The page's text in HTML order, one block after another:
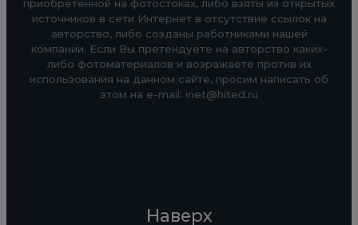
Наверх
приобретенной на фотостоках, либо взяты из открытых
источников в сети Интернет в отсутствие ссылок на
авторство, либо созданы работниками нашей
компании. Если Вы претендуете на авторство каких-
либо фотоматериалов и возражаете против их
использования на данном сайте, просим написать об
этом на e-mail: inet@hited.ru